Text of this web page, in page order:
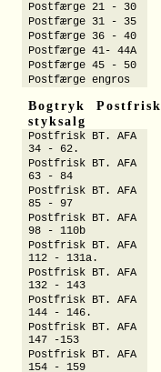
Postfærge 21 - 30
Postfærge 31 - 35
Postfærge 36 - 40
Postfærge 41- 44A
Postfærge 45 - 50
Postfærge engros
Bogtryk Postfrisk
styksalg
Postfrisk BT. AFA
34 - 62.
Postfrisk BT. AFA
63 - 84
Postfrisk BT. AFA
85 - 97
Postfrisk BT. AFA
98 - 110b
Postfrisk BT. AFA
112 - 131a.
Postfrisk BT. AFA
132 - 143
Postfrisk BT. AFA
144 - 146.
Postfrisk BT. AFA
147 -153
Postfrisk BT. AFA
154 - 159